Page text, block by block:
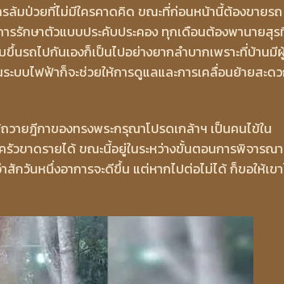
รล้มป่วยที่ไม่มีใครคาดคิด ขณะที่ก่อนหน้านี้ต้องขายรถ
รรักษาตัวแบบประคับประคอง ทุกเดือนต้องพานายสุ
นรถไปกันเองก็เป็นไปอย่างยากลำบากเพราะที่บ้านมี
บบไฟฟ้าก็จะช่วยให้การดูแลและการเคลื่อนย้ายสะด
ายฎีกาของทรงพระกรุณาโปรดเกล้าฯ เป็นคนไข้ใน
รัวขาดรายได้ ขณะนี้อยู่ในระหว่างขั้นตอนการพิจารณา
กวันหนึ่งอาการจะดีขึ้น แต่หากไปต่อไม่ได้ ก็ขอให้เข